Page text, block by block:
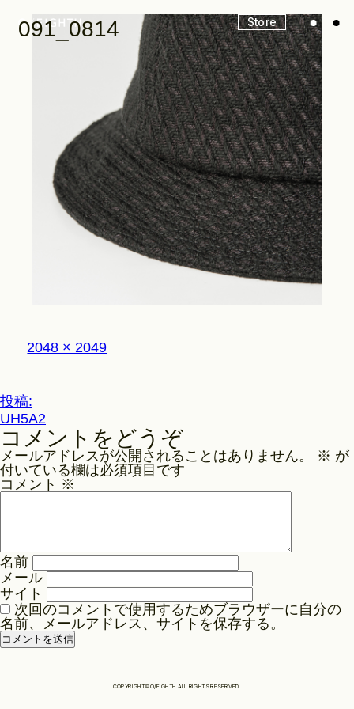
Store
Look
Construction
Product Lineup
News
Store
091_0814
フ
ル
ズ
2048 × 2049
投
稿
ナ
ビ
ゲ
ョ
ン
投稿:
UH5A2
コメントをどうぞ
メールアドレスが公開されることはありません。 ※ が
付いている欄は必須項目です
コメント ※
名前
メール
サイト
次回のコメントで使用するためブラウザーに自分の
名前、メールアドレス、サイトを保存する。
COPYRIGHT©O/EIGHTH ALL RIGHTS RESERVED.